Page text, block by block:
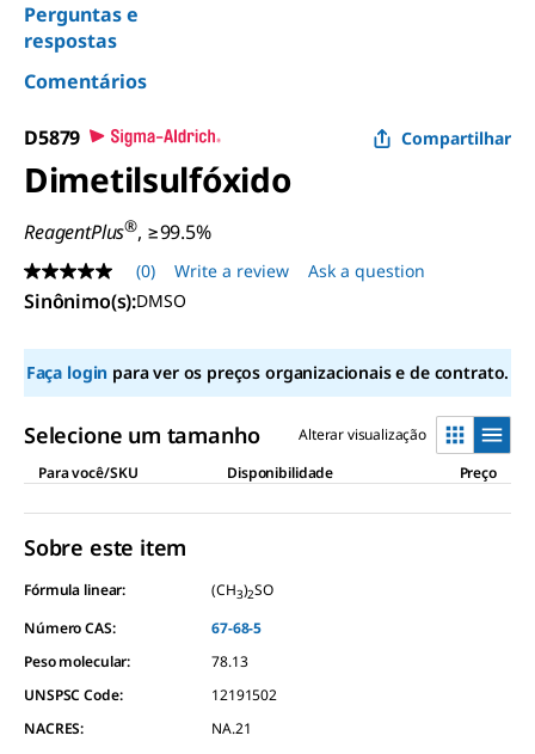
Perguntas e
respostas
Comentários
D5879 Compartilhar
Dimetilsulfóxido
ReagentPlus®, ≥99.5%
No
rating
page
link.
(0) Write a review Ask a question
Sinônimo(s):DMSO
Faça login para ver os preços organizacionais e de contrato.
Selecione um tamanho
Alterar visualização
Para você/SKU
Disponibilidade Preço
Sobre este item
Fórmula linear: (CH3)2SO
Número CAS:
67-68-5
Peso molecular:
78.13
UNSPSC Code:
12191502
NACRES:
NA.21